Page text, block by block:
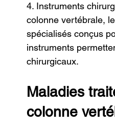
4. Instruments
colonne vertébrale,
spécialisés conçus
instruments
chirurgicaux.
Maladies
colonne